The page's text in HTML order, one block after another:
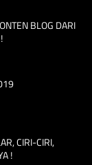
BLOG DARI
CIRI-CIRI,
!